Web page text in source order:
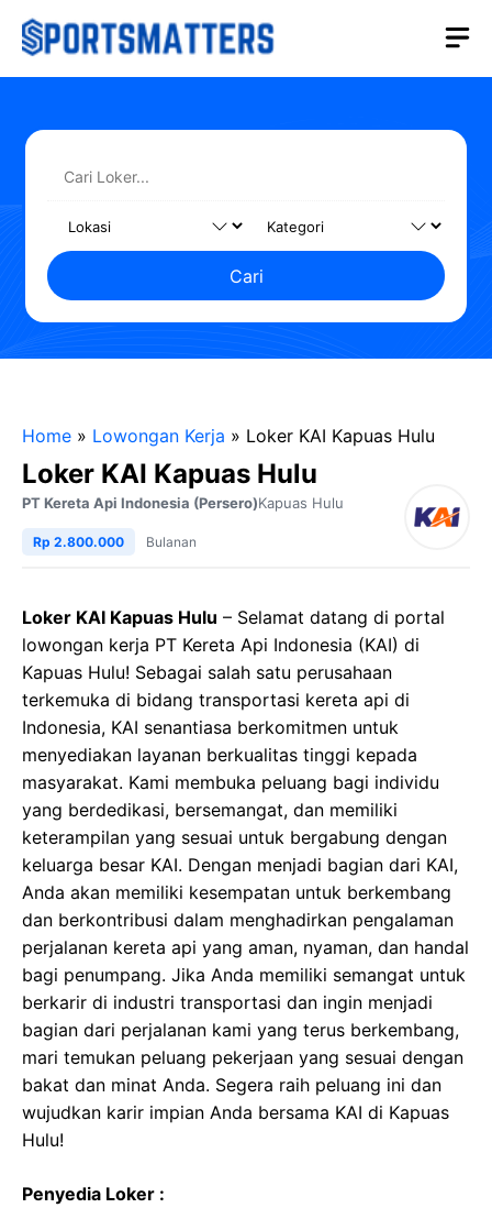
Langsung
Cari
Home » Lowongan Kerja » Loker KAI Kapuas Hulu
Loker KAI Kapuas Hulu
PT Kereta Api Indonesia (Persero)Kapuas Hulu
Rp 2.800.000 Bulanan
Loker KAI Kapuas Hulu – Selamat datang di portal
lowongan kerja PT Kereta Api Indonesia (KAI) di
Kapuas Hulu! Sebagai salah satu perusahaan
terkemuka di bidang transportasi kereta api di
Indonesia, KAI senantiasa berkomitmen untuk
menyediakan layanan berkualitas tinggi kepada
masyarakat. Kami membuka peluang bagi individu
yang berdedikasi, bersemangat, dan memiliki
keterampilan yang sesuai untuk bergabung dengan
keluarga besar KAI. Dengan menjadi bagian dari KAI,
Anda akan memiliki kesempatan untuk berkembang
dan berkontribusi dalam menghadirkan pengalaman
perjalanan kereta api yang aman, nyaman, dan handal
bagi penumpang. Jika Anda memiliki semangat untuk
berkarir di industri transportasi dan ingin menjadi
bagian dari perjalanan kami yang terus berkembang,
mari temukan peluang pekerjaan yang sesuai dengan
bakat dan minat Anda. Segera raih peluang ini dan
wujudkan karir impian Anda bersama KAI di Kapuas
Hulu!
Penyedia Loker :